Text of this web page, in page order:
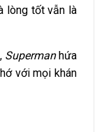
lòng tốt vẫn là
Supermanhứa
với mọi khán